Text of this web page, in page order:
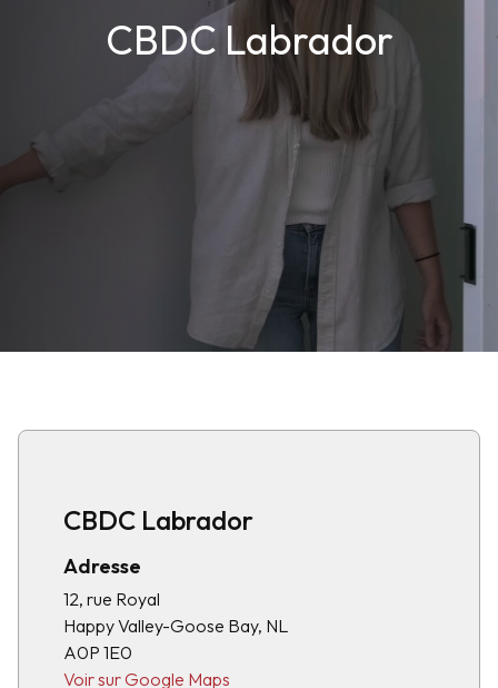
CBDC Labrador
CBDC Labrador
Adresse
12, rue Royal
Happy Valley-Goose Bay, NL
A0P 1E0
Voir sur Google Maps